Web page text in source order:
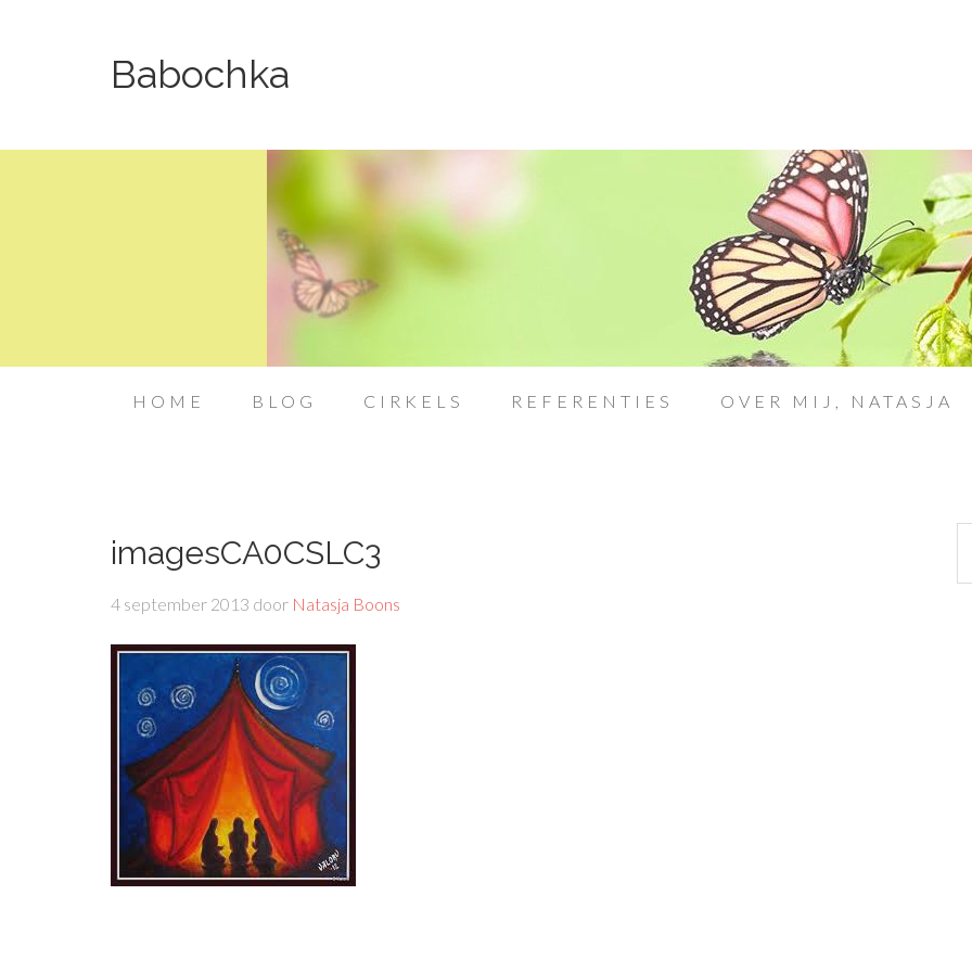
Babochka
HOME BLOG CIRKELS REFERENTIES OVER MIJ, NATASJA
imagesCA0CSLC3
4 september 2013 door Natasja Boons